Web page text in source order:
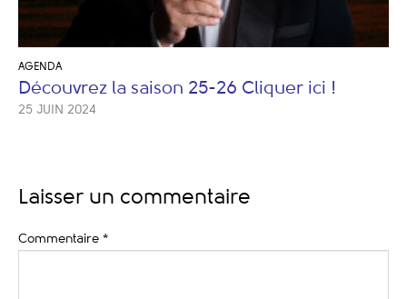
AGENDA
Découvrez la saison 25-26 Cliquer ici !
25 JUIN 2024
Laisser un commentaire
Commentaire *